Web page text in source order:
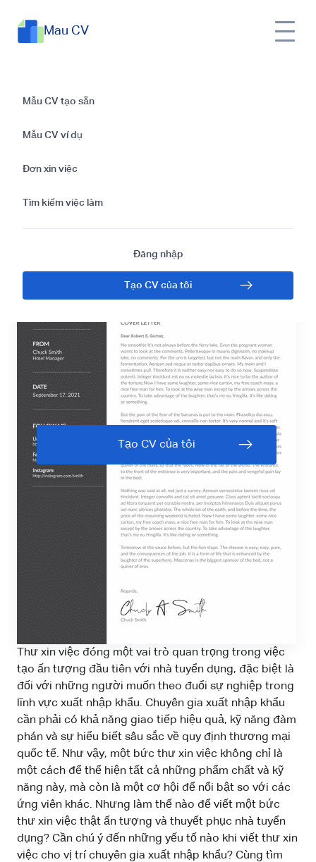
Mau CV
Mẫu CV tạo sẵn
Mẫu CV ví dụ
Đơn xin việc
Tìm kiếm việc làm
Đăng nhập
Tạo CV của tôi
Hướng dẫn viết thư
xin việc và Mẫu thư
xin việc cho Chuyên
gia xuất nhập khẩu
Tạo CV của tôi
Thư xin việc đóng một vai trò quan trọng trong việc
tạo ấn tượng đầu tiên với nhà tuyển dụng, đặc biệt là
đối với những người muốn theo đuổi sự nghiệp trong
lĩnh vực xuất nhập khẩu. Chuyên gia xuất nhập khẩu
cần phải có khả năng giao tiếp hiệu quả, kỹ năng đàm
phán và sự hiểu biết sâu sắc về quy định thương mại
quốc tế. Như vậy, một bức thư xin việc không chỉ là
một cách để thể hiện tất cả những phẩm chất và kỹ
năng này, mà còn là một cơ hội để nổi bật so với các
ứng viên khác. Nhưng làm thế nào để viết một bức
thư xin việc thật ấn tượng và thuyết phục nhà tuyển
dụng? Cần chú ý đến những yếu tố nào khi viết thư xin
việc cho vị trí chuyên gia xuất nhập khẩu? Cùng tìm